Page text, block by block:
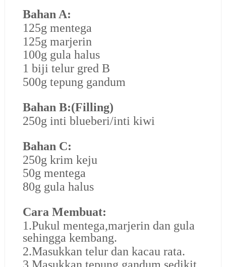
Bahan A:
125g mentega
125g marjerin
100g gula halus
1 biji telur gred B
500g tepung gandum
Bahan B:(Filling)
250g inti blueberi/inti kiwi
Bahan C:
250g krim keju
50g mentega
80g gula halus
Cara Membuat:
1.Pukul mentega,marjerin dan gula
sehingga kembang.
2.Masukkan telur dan kacau rata.